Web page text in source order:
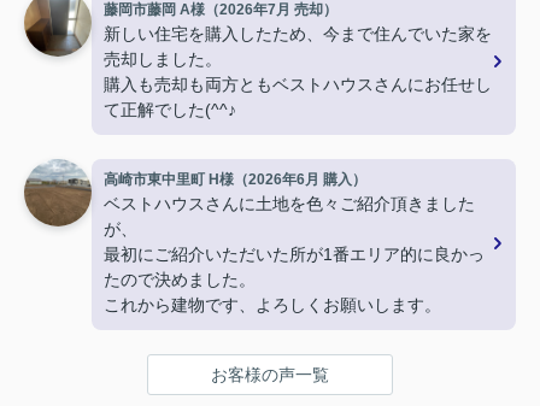
藤岡市藤岡 A様（2026年7月 売却）
新しい住宅を購入したため、今まで住んでいた家を
売却しました。
購入も売却も両方ともベストハウスさんにお任せし
て正解でした(^^♪
高崎市東中里町 H様（2026年6月 購入）
ベストハウスさんに土地を色々ご紹介頂きました
が、
最初にご紹介いただいた所が1番エリア的に良かっ
たので決めました。
これから建物です、よろしくお願いします。
お客様の声一覧